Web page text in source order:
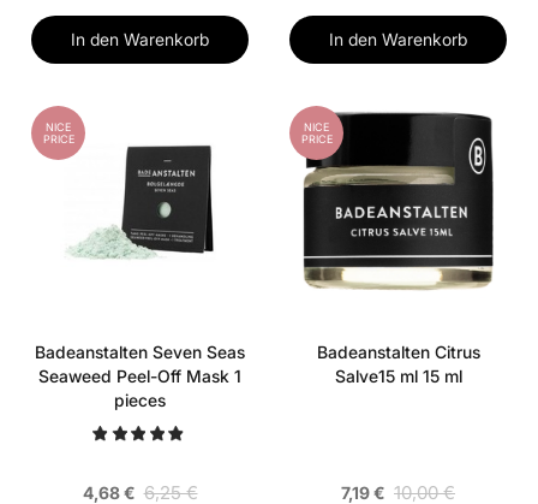
In den Warenkorb In den Warenkorb
NICE
PRICE
Badeanstalten Seven Seas
Seaweed Peel-Off Mask 1
pieces
4,68 € 6,25 €
NICE
PRICE
Badeanstalten Citrus
Salve15 ml 15 ml
7,19 € 10,00 €